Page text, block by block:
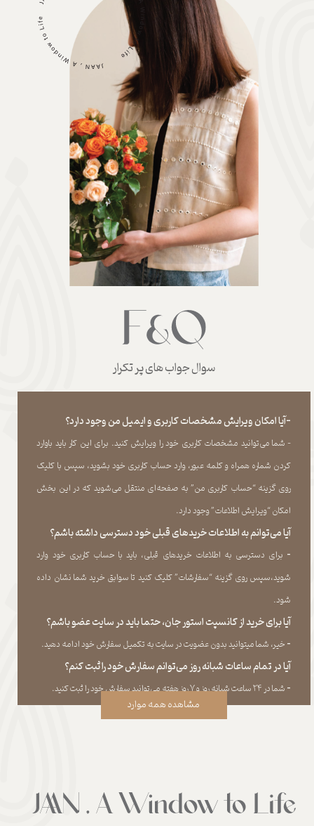
سوال جواب های پر تکرار
-آیا امکان ویرایش مشخصات کاربری و ایمیل من وجود دارد؟
- شما می‏‌توانید مشخصات کاربری خود را ویرایش کنید. برای این کار باید باوارد
کردن شماره همراه و کلمه عبور، وارد حساب کاربری خود بشوید، سپس با کلیک
روی گزینه “حساب کاربری من” به صفحه‏‌ای منتقل می‏‌شوید که در این بخش
امکان “ویرایش اطلاعات” وجود دارد.​​​​​​​
آیا می‌‏توانم به اطلاعات خریدهای قبلی خود دسترسی داشته باشم؟
​​​​​​​- برای دسترسی به اطلاعات خریدهای قبلی، باید با حساب کاربری خود وارد
شوید،سپس روی گزینه “سفارشات” کلیک کنید تا سوابق خرید شما نشان داده
‏شود.​​​​​​​
آیا برای خرید از کانسپت استور جان، حتما باید در سایت عضو باشم؟
​​​​​​​- خیر، شما میتوانید بدون عضویت در سایت به تکمیل سفارش خود ادامه دهید.​​​​​​​
آیا در تمام ساعات شبانه روز می‌توانم سفارش خود را ثبت کنم؟
​​​​​​​​​​​​​​- شما در ۲۴ ساعت شبانه روز و ۷ روز هفته می‌‏توانید سفارش خود را ثبت کنید.
مشاهده همه موارد